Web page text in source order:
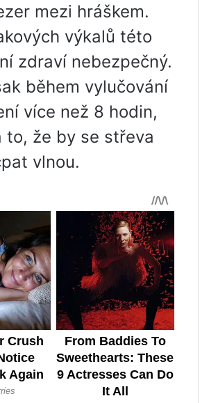
mezi hráškem.
výkalů této
zdraví nebezpečný.
během vylučování
více než 8 hodin,
to, že by se střeva
vlnou.